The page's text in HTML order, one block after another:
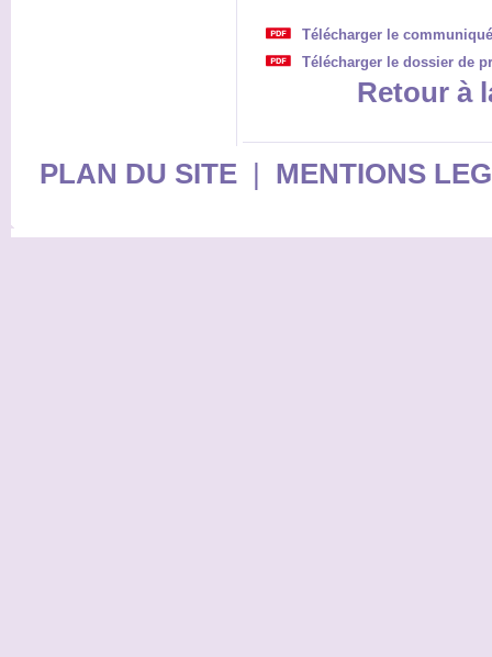
Télécharger le
Télécharger le dossier de
Retour à
PLAN DU SITE| MENTIONS